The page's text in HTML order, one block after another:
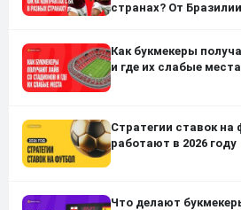
странах? От
Как букмекеры
и где их слабые места
Стратегии ставок на
работают в 2026 году
Что делают